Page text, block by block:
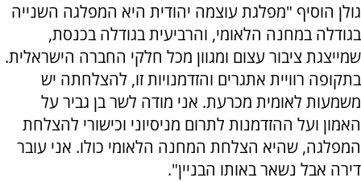
גולן הוסיף "מפלגת עוצמה יהודית היא המפלגה השנייה
בגודלה במחנה הלאומי, והרביעית בגודלה בכנסת,
שמייצגת ציבור עצום ומגוון מכל חלקי החברה הישראלית.
בתקופה רוויית אתגרים והזדמנויות זו, להצלחתה יש
משמעות לאומית מכרעת. אני מודה לשר בן גביר על
האמון ועל ההזדמנות לתרום מניסיוני וכישורי להצלחת
המפלגה, שהיא הצלחת המחנה הלאומי כולו. אני עובר
דירה אבל נשאר באותו הבניין".